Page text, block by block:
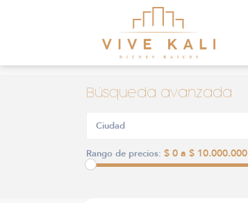
Búsqueda avanzada
Ciudad
Rango de precios: $ 0 a $ 10.000.000